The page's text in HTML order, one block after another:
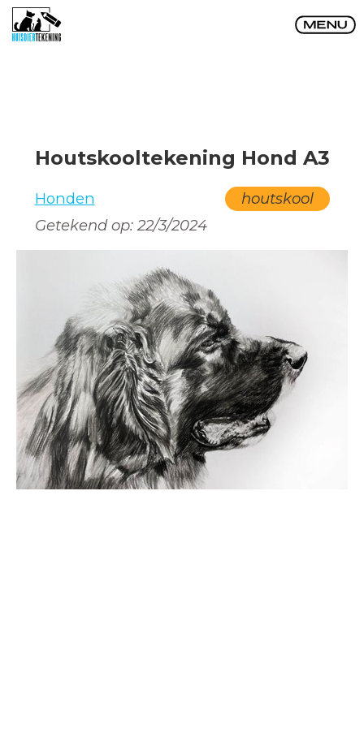
Houtskooltekening Hond A3
Honden
houtskool
Getekend op:22/3/2024